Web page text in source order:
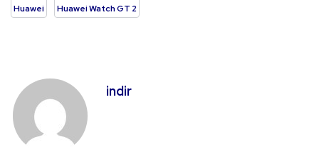
Huawei Huawei Watch GT 2
indir